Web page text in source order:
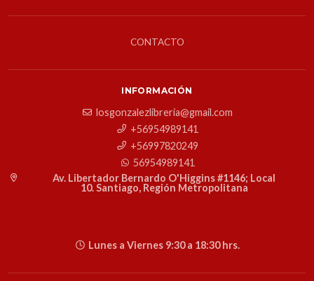
CONTACTO
INFORMACIÓN
losgonzalezlibreria@gmail.com
+56954989141
+56997820249
56954989141
Av. Libertador Bernardo O'Higgins #1146; Local
10. Santiago, Región Metropolitana
Lunes a Viernes 9:30 a 18:30 hrs.